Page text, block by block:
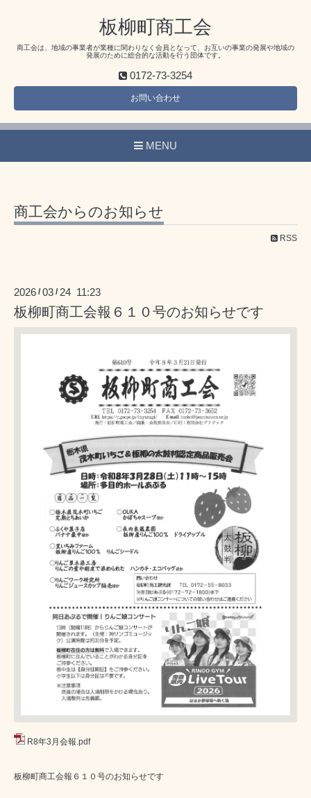
板柳町商工会
商工会は、地域の事業者が業種に関わりなく会員となって、お互いの事業の発展や地域の
発展のために総合的な活動を行う団体です。
0172-73-3254
お問い合わせ
MENU
商工会からのお知らせ
RSS
2026 /03 / 24 11:23
板柳町商工会報６１０号のお知らせです
R8年3月会報.pdf
板柳町商工会報６１０号のお知らせです